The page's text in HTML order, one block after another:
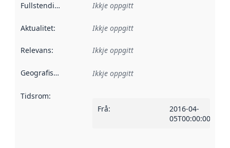
Fullstendigheit Ikkje oppgitt
Aktualitet: Ikkje oppgitt
Relevans: Ikkje oppgitt
Geografisk område Ikkje oppgitt
Tidsrom:
Frå:
2016-04-
05T00:00:00Z